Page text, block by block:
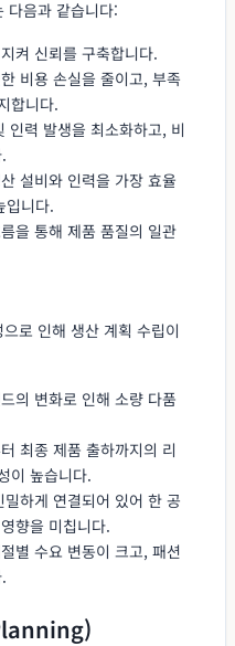
다음과 같습니다:
켜 신뢰를 구축합니다.
비용 손실을 줄이고, 부족
합니다.
인력 발생을 최소화하고, 비
설비와 인력을 가장 효율
입니다.
을 통해 제품 품질의 일관
로 인해 생산 계획 수립이
의 변화로 인해 소량 다품
최종 제품 출하까지의 리
이 높습니다.
하게 연결되어 있어 한 공
향을 미칩니다.
별 수요 변동이 크고, 패션